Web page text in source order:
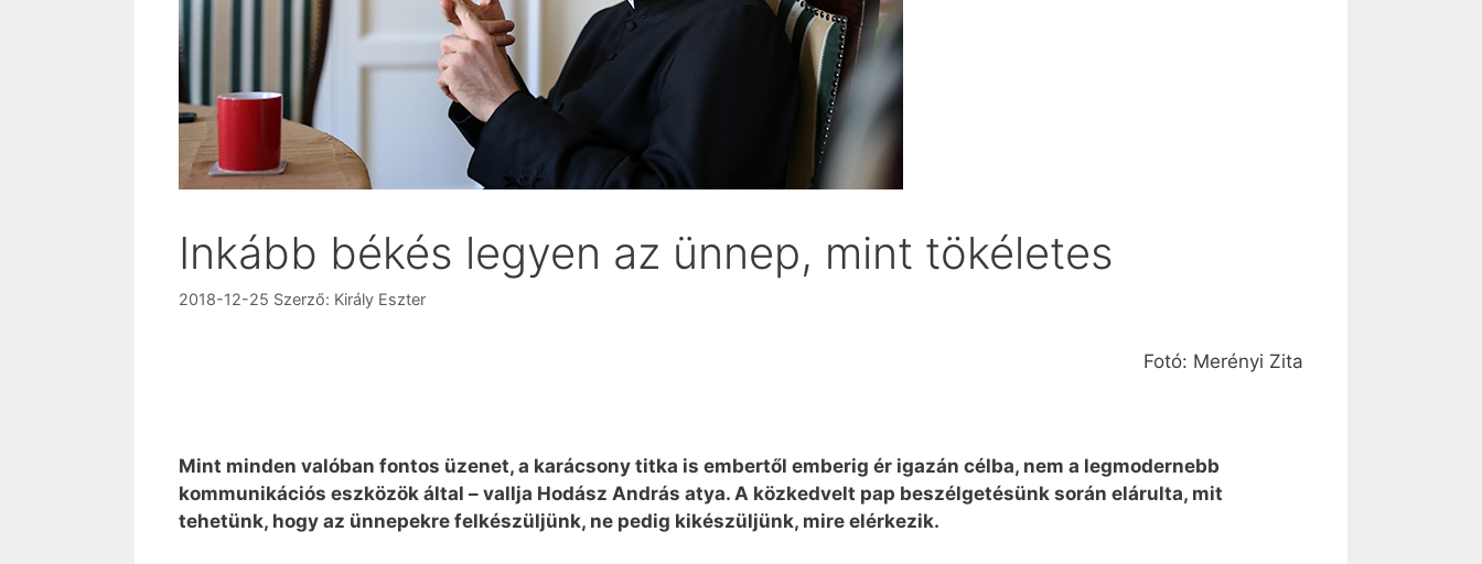
Inkább békés legyen az ünnep, mint tökéletes
2018-12-25 Szerző: Király Eszter
Fotó: Merényi Zita
Mint minden valóban fontos üzenet, a karácsony titka is embertől emberig ér igazán célba, nem a legmodernebb
kommunikációs eszközök által – vallja Hodász András atya. A közkedvelt pap beszélgetésünk során elárulta, mit
tehetünk, hogy az ünnepekre felkészüljünk, ne pedig kikészüljünk, mire elérkezik.